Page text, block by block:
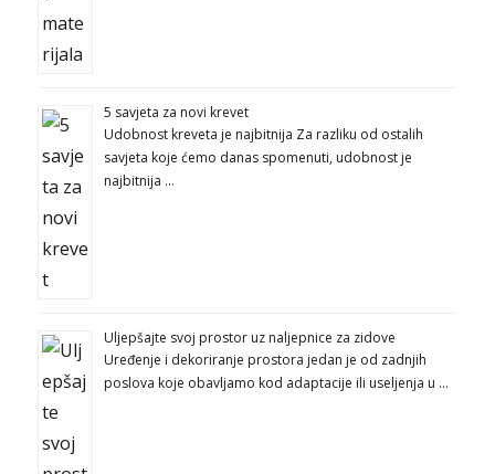
5 savjeta za novi krevet
Udobnost kreveta je najbitnija Za razliku od ostalih
savjeta koje ćemo danas spomenuti, udobnost je
najbitnija …
Uljepšajte svoj prostor uz naljepnice za zidove
Uređenje i dekoriranje prostora jedan je od zadnjih
poslova koje obavljamo kod adaptacije ili useljenja u …